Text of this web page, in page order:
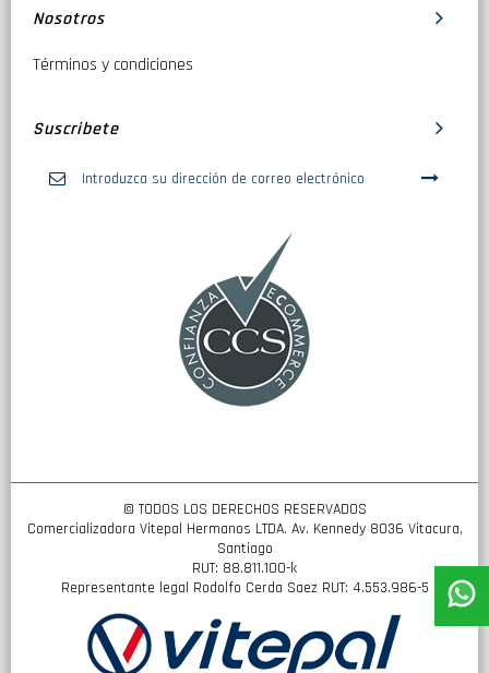
Nosotros
Términos y condiciones
Suscribete
© TODOS LOS DERECHOS RESERVADOS
Comercializadora Vitepal Hermanos LTDA. Av. Kennedy 8036 Vitacura,
Santiago
RUT: 88.811.100-k
Representante legal Rodolfo Cerda Saez RUT: 4.553.986-5